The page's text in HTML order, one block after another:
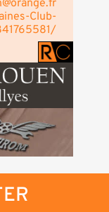
Club-